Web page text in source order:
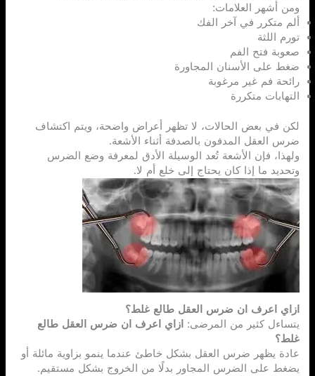
ومن أشهر العلامات:
ألم متكرر في آخر الفك
تورم اللثة
صعوبة فتح الفم
ضغط على الأسنان المجاورة
رائحة فم غير مرغوبة
التهابات متكررة
لكن في بعض الحالات، لا تظهر أعراض واضحة، ويتم اكتشاف
ضرس العقل المدفون بالصدفة أثناء الأشعة.
ولهذا، فإن الأشعة تُعد الوسيلة الأدق لمعرفة وضع الضرس
وتحديد ما إذا كان يحتاج إلى خلع أم لا.
ازاي اعرف ان ضرس العقل طالع غلط؟
يتساءل كثير من المرضى: ازاي اعرف ان ضرس العقل طالع
غلط؟
عادة يظهر ضرس العقل بشكل خاطئ عندما ينمو بزاوية مائلة أو
يضغط على الضرس المجاور بدلًا من الخروج بشكل مستقيم.